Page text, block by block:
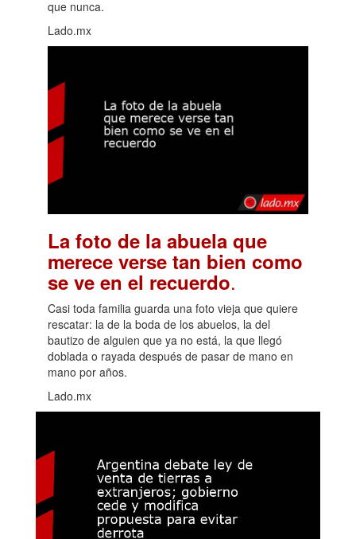
que nunca.
Lado.mx
La foto de la abuela que
merece verse tan bien como
se ve en el recuerdo.
Casi toda familia guarda una foto vieja que quiere
rescatar: la de la boda de los abuelos, la del
bautizo de alguien que ya no está, la que llegó
doblada o rayada después de pasar de mano en
mano por años.
Lado.mx